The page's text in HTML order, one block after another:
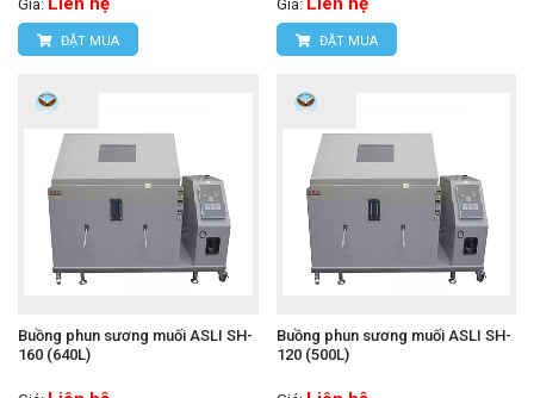
Giá:
ĐẶT MUA
Giá:
ĐẶT MUA
Buồng phun sương muối ASLI SH-
160 (640L)
Buồng phun sương muối ASLI SH-
120 (500L)